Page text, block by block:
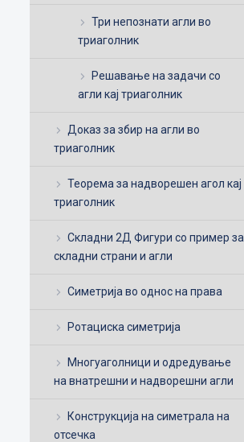
Три непознати агли во
триаголник
Решавање на задачи со
агли кај триаголник
Доказ за збир на агли во
триаголник
Теорема за надворешен агол кај
триаголник
Складни 2Д Фигури со пример за
складни страни и агли
Симетрија во однос на права
Ротациска симетрија
Многуаголници и одредување
на внатрешни и надворешни агли
Конструкција на симетрала на
отсечка